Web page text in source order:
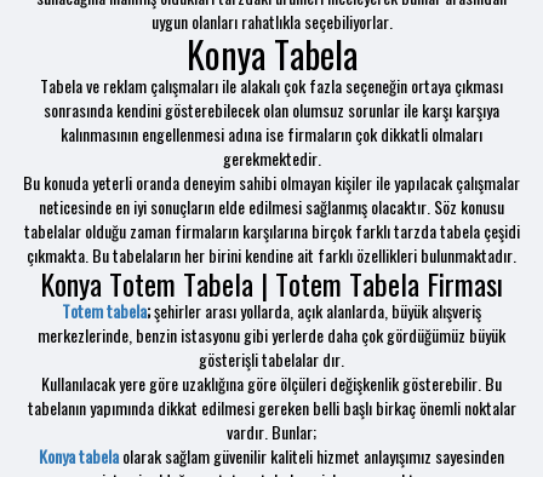
uygun olanları rahatlıkla seçebiliyorlar.
Konya Tabela
Tabela ve reklam çalışmaları ile alakalı çok fazla seçeneğin ortaya çıkması
sonrasında kendini gösterebilecek olan olumsuz sorunlar ile karşı karşıya
kalınmasının engellenmesi adına ise firmaların çok dikkatli olmaları
gerekmektedir.
Bu konuda yeterli oranda deneyim sahibi olmayan kişiler ile yapılacak çalışmalar
neticesinde en iyi sonuçların elde edilmesi sağlanmış olacaktır. Söz konusu
tabelalar olduğu zaman firmaların karşılarına birçok farklı tarzda tabela çeşidi
çıkmakta. Bu tabelaların her birini kendine ait farklı özellikleri bulunmaktadır.
Konya Totem Tabela | Totem Tabela Firması
Totem tabela;şehirler arası yollarda, açık alanlarda, büyük alışveriş
merkezlerinde, benzin istasyonu gibi yerlerde daha çok gördüğümüz büyük
gösterişli tabelalar dır.
Kullanılacak yere göre uzaklığına göre ölçüleri değişkenlik gösterebilir. Bu
tabelanın yapımında dikkat edilmesi gereken belli başlı birkaç önemli noktalar
vardır. Bunlar;
Konya tabelaolarak sağlam güvenilir kaliteli hizmet anlayışımız sayesinden